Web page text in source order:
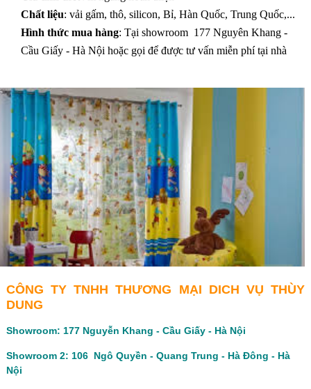
Chất liệu: vải gấm, thô, silicon, Bỉ, Hàn Quốc, Trung Quốc,...
Hình thức mua hàng: Tại showroom 177 Nguyên Khang -
Cầu Giấy - Hà Nội hoặc gọi để được tư vấn miễn phí tại nhà
CÔNG TY TNHH THƯƠNG MẠI DICH VỤ THÙY
DUNG
Showroom: 177 Nguyễn Khang - Cầu Giấy - Hà Nội
Showroom 2: 106 Ngô Quyền - Quang Trung - Hà Đông - Hà
Nội